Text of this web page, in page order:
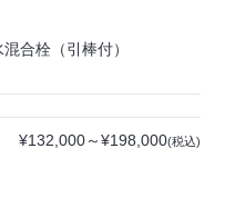
合栓（引棒付）
¥132,000～¥198,000(税込)